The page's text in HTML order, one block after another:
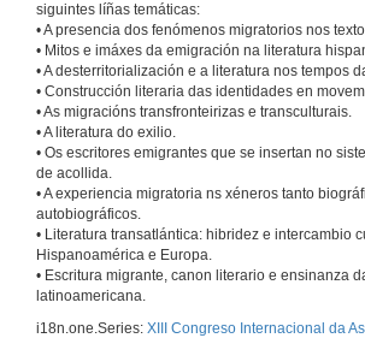
siguintes líñas temáticas:
• A presencia dos fenómenos migratorios nos
• Mitos e imáxes da emigración na literatura
• A desterritorialización e a literatura nos tempos
• Construcción literaria das identidades en
• As migracións transfronteirizas e transculturais.
• A literatura do exilio.
• Os escritores emigrantes que se insertan no
de acollida.
• A experiencia migratoria ns xéneros tanto
autobiográficos.
• Literatura transatlántica: hibridez e intercambio
Hispanoamérica e Europa.
• Escritura migrante, canon literario e ensinanza
latinoamericana.
i18n.one.Series: XIII Congreso Internacional da
Intervención de
Inauguración do XIII
11 de set. de 2018
Inauguración do XIII
Inauguración do XIII